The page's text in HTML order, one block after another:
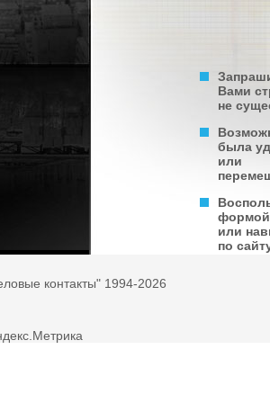
Вами
не
была
или
формой
или
по
контакты" 1994-2026